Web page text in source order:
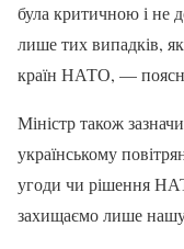
була критичною і не
лише тих випадків,
країн НАТО, —
Міністр також
українському
угоди чи рішення
захищаємо лише